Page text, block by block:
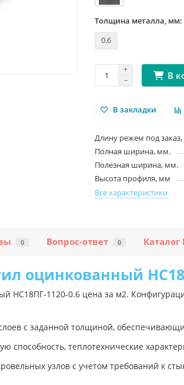
Толщина металла, мм:
0.6
В
В закладки
Длину режем под
Полная ширина, мм.
Полезная ширина, мм.
Высота профиля, мм
Все характеристики
0 Вопрос-ответ 0 Каталог
оцинкованный
НС18ПГ-1120-0.6 цена за м2.
с заданной толщиной,
теплотехнические
узлов с учетом требований к